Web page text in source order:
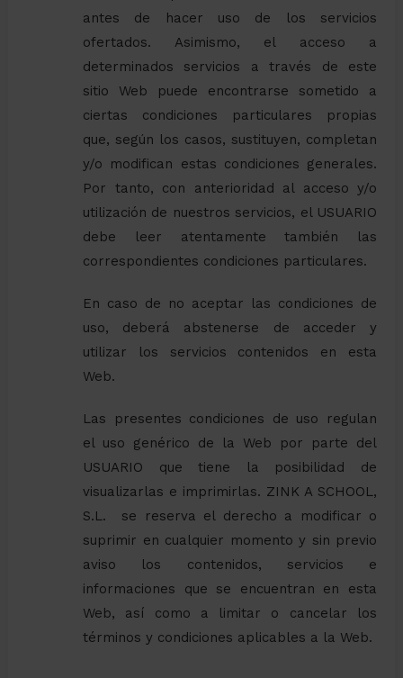
antes de hacer uso de los servicios
ofertados. Asimismo, el acceso a
determinados servicios a través de este
sitio Web puede encontrarse sometido a
ciertas condiciones particulares propias
que, según los casos, sustituyen, completan
y/o modifican estas condiciones generales.
Por tanto, con anterioridad al acceso y/o
utilización de nuestros servicios, el USUARIO
debe leer atentamente también las
correspondientes condiciones particulares.
En caso de no aceptar las condiciones de
uso, deberá abstenerse de acceder y
utilizar los servicios contenidos en esta
Web.
Las presentes condiciones de uso regulan
el uso genérico de la Web por parte del
USUARIO que tiene la posibilidad de
visualizarlas e imprimirlas. ZINK A SCHOOL,
S.L. se reserva el derecho a modificar o
suprimir en cualquier momento y sin previo
aviso los contenidos, servicios e
informaciones que se encuentran en esta
Web, así como a limitar o cancelar los
términos y condiciones aplicables a la Web.